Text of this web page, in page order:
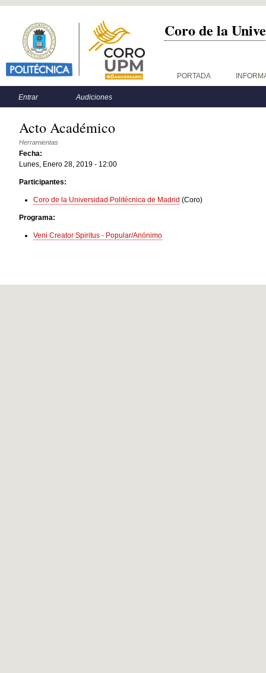
Coro de la
Menú principal PORTADA
Menú secundario
Entrar Audiciones
Acto Académico
Herramientas
Fecha:
Lunes, Enero 28, 2019 - 12:00
Participantes:
Coro de la Universidad Politécnica de Madrid (Coro)
Programa:
Veni Creator Spiritus - Popular/Anónimo